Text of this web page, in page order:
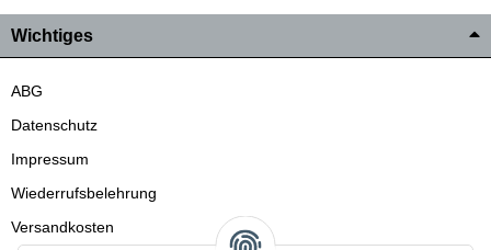
Wichtiges
ABG
Datenschutz
Impressum
Wiederrufsbelehrung
Versandkosten